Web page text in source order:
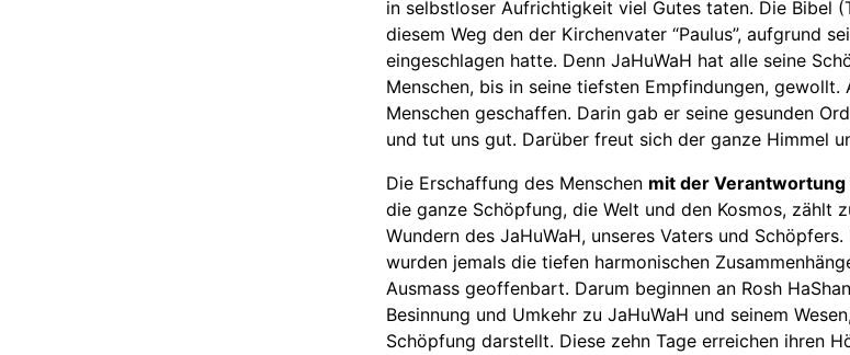
in selbstloser Aufrichtigkeit viel Gutes taten. Die Bibel
diesem Weg den der Kirchenvater “Paulus”, aufgrund
eingeschlagen hatte. Denn JaHuWaH hat alle seine
Menschen, bis in seine tiefsten Empfindungen, gewollt.
Menschen geschaffen. Darin gab er seine gesunden
und tut uns gut. Darüber freut sich der ganze Himmel
Die Erschaffung des Menschen mit der
die ganze Schöpfung, die Welt und den Kosmos, zählt
Wundern des JaHuWaH, unseres Vaters und
wurden jemals die tiefen harmonischen
Ausmass geoffenbart. Darum beginnen an Rosh
Besinnung und Umkehr zu JaHuWaH und seinem
Schöpfung darstellt. Diese zehn Tage erreichen ihren